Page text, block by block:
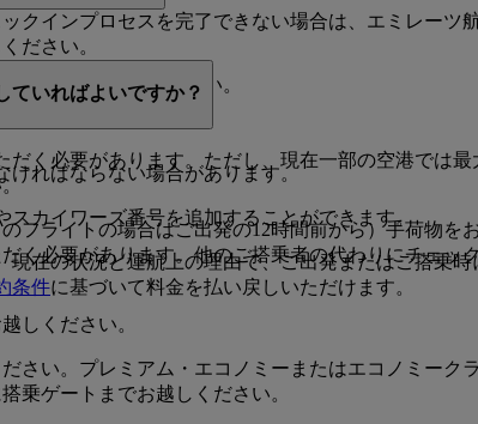
／PNR をご入力ください。
ければならない場合があります。
カイワーズ番号を追加することができます。
在の状況と運航上の理由で、ご出発またはご搭乗
条件に基づいて料金を払い戻しいただけます。
クインプロセスを完了できない場合は、エミレー
ださい。
ていればよいですか？
く必要があります。ただし、現在一部の空港では
。
フライトの場合はご出発の12時間前から）手荷物
く必要があります。他のご搭乗者の代わりにチェ
しください。
さい。プレミアム・エコノミーまたはエコノミーク
乗ゲートまでお越しください。